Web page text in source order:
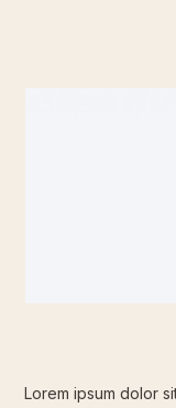
Lorem ipsum dolor